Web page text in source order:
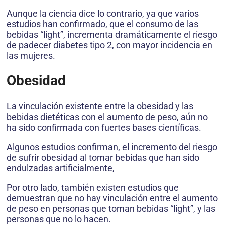
Aunque la ciencia dice lo contrario, ya que varios
estudios han confirmado, que el consumo de las
bebidas “light”, incrementa dramáticamente el riesgo
de padecer diabetes tipo 2, con mayor incidencia en
las mujeres.
Obesidad
La vinculación existente entre la obesidad y las
bebidas dietéticas con el aumento de peso, aún no
ha sido confirmada con fuertes bases científicas.
Algunos estudios confirman, el incremento del riesgo
de sufrir obesidad al tomar bebidas que han sido
endulzadas artificialmente,
Por otro lado, también existen estudios que
demuestran que no hay vinculación entre el aumento
de peso en personas que toman bebidas “light”, y las
personas que no lo hacen.